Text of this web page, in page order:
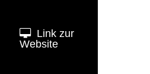
Link zur
Website